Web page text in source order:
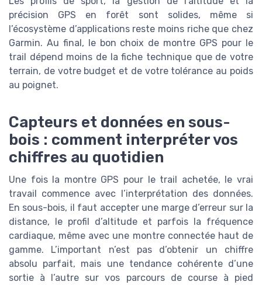
précision GPS en forêt sont solides, même si
l’écosystème d’applications reste moins riche que chez
Garmin. Au final, le bon choix de montre GPS pour le
trail dépend moins de la fiche technique que de votre
terrain, de votre budget et de votre tolérance au poids
au poignet.
Capteurs et données en sous-
bois : comment interpréter vos
chiffres au quotidien
Une fois la montre GPS pour le trail achetée, le vrai
travail commence avec l’interprétation des données.
En sous-bois, il faut accepter une marge d’erreur sur la
distance, le profil d’altitude et parfois la fréquence
cardiaque, même avec une montre connectée haut de
gamme. L’important n’est pas d’obtenir un chiffre
absolu parfait, mais une tendance cohérente d’une
sortie à l’autre sur vos parcours de course à pied